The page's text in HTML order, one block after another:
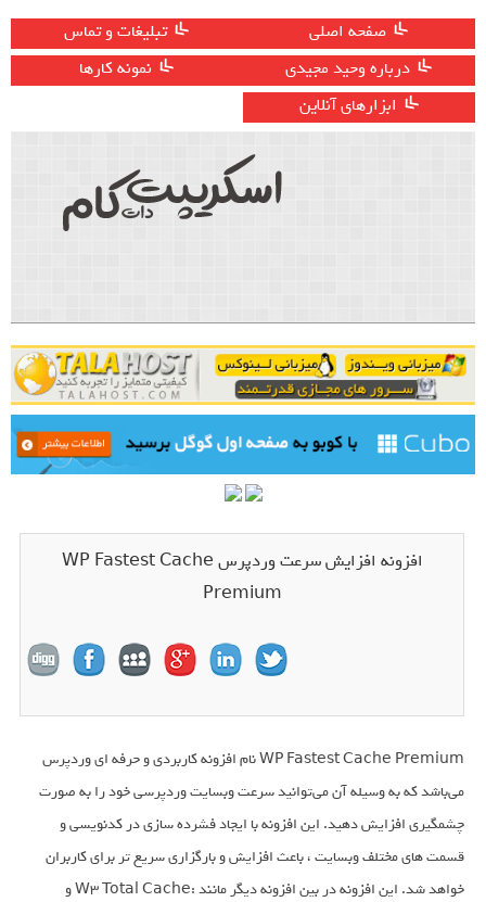
صفحه اصلی
تبلیغات و تماس
درباره وحید مجیدی
نمونه کارها
ابزارهای آنلاین
افزونه افزایش سرعت وردپرس WP Fastest Cache
Premium
WP Fastest Cache Premium نام افزونه کاربردی و حرفه ای وردپرس
می‌باشد که به وسیله آن می‌توانید سرعت وبسایت وردپرسی خود را به صورت
چشمگیری افزایش دهید. این افزونه با ایجاد فشرده سازی در کدنویسی و
قسمت های مختلف وبسایت ، باعث افزایش و بارگزاری سریع تر برای کاربران
خواهد شد. این افزونه در بین افزونه دیگر مانند :W3 Total Cache و